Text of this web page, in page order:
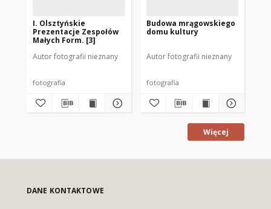
I. Olsztyńskie
Prezentacje Zespołów
Małych Form. [3]
Autor fotografii nieznany
fotografia
Budowa mrągowskiego
domu kultury
Autor fotografii nieznany
fotografia
Więcej
DANE KONTAKTOWE